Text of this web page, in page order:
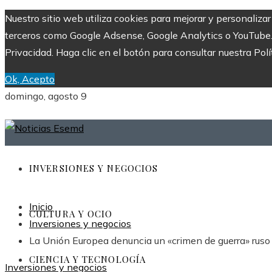
Nuestro sitio web utiliza cookies para mejorar y
terceros como Google Adsense, Google Analytics o
Privacidad. Haga clic en el botón para consultar nuestra
Ok, Acepto
domingo, agosto 9
INVERSIONES Y NEGOCIOS
CULTURA Y OCIO
CIENCIA Y TECNOLOGÍA
Inicio
Inversiones y negocios
La Unión Europea denuncia un «crimen de guerra»
Inversiones y negocios